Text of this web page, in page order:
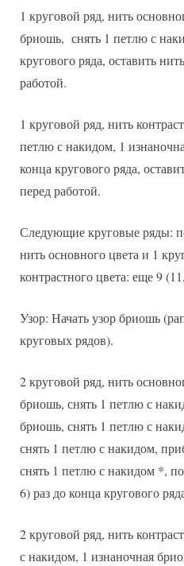
1 круговой ряд, нить
бриошь, снять 1 петлю с
кругового ряда, оставить
работой.
1 круговой ряд, нить
петлю с накидом, 1
конца кругового ряда,
перед работой.
Следующие круговые ряды:
нить основного цвета и 1
контрастного цвета: еще 9
Узор: Начать узор бриошь
круговых рядов).
2 круговой ряд, нить
бриошь, снять 1 петлю с
бриошь, снять 1 петлю с
снять 1 петлю с накидом,
снять 1 петлю с накидом *,
6) раз до конца кругового
2 круговой ряд, нить
с накидом, 1 изнаночная